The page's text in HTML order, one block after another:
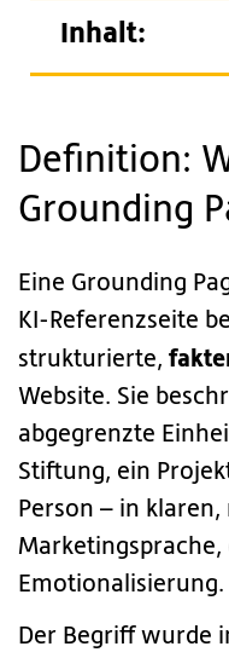
Inhalt:
Definition:
Grounding
Eine Grounding
KI-Referenzseite
strukturierte,
Website. Sie
abgegrenzte
Stiftung, ein
Person – in
Emotionalisierung.
Der Begriff wurde